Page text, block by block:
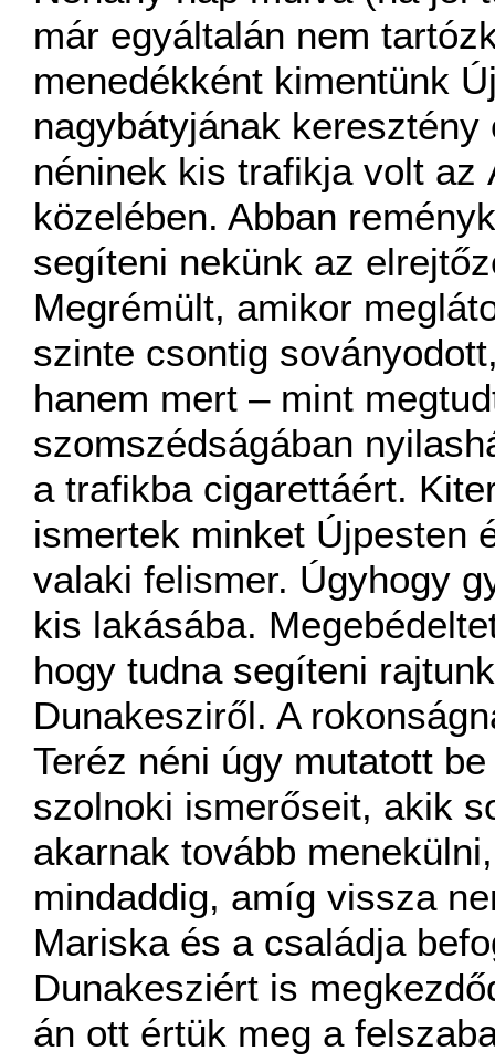
már egyáltalán nem
menedékként kimentünk
nagybátyjának
néninek kis trafikja volt az
közelében. Abban
segíteni nekünk az
Megrémült, amikor
szinte csontig
hanem mert – mint
szomszédságában
a trafikba cigarettáért.
ismertek minket Újpesten
valaki felismer. Úgyhogy
kis lakásába.
hogy tudna segíteni
Dunakesziről. A
Teréz néni úgy mutatott
szolnoki ismerőseit, akik
akarnak tovább
mindaddig, amíg vissza
Mariska és a családja
Dunakesziért is
án ott értük meg a